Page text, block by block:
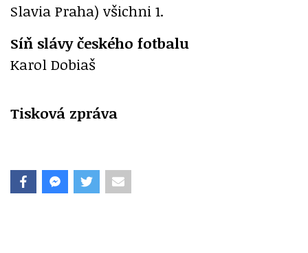
Slavia Praha) všichni 1.
Síň slávy českého fotbalu
Karol Dobiaš
Tisková zpráva